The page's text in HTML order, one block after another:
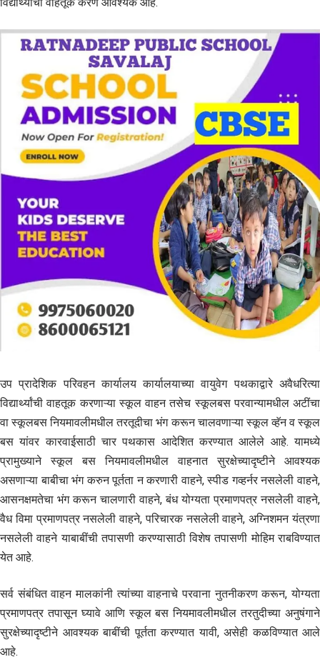
उप प्रादेशिक परिवहन कार्यालय कार्यालयाच्या वायुवेग पथकाद्वारे अवैधरित्या
विद्यार्थ्यांची वाहतूक करणाऱ्या स्कूल वाहन तसेच स्कूलबस परवान्यामधील अटींचा
वा स्कूलबस नियमावलीमधील तरतूदीचा भंग करून चालवणाऱ्या स्कूल व्हॅन व स्कूल
बस यांवर कारवाईसाठी चार पथकास आदेशित करण्यात आलेले आहे. यामध्ये
प्रामुख्याने स्कूल बस नियमावलीमधील वाहनात सुरक्षेच्यादृष्टीने आवश्यक
असणाऱ्या बाबीचा भंग करुन पूर्तता न करणारी वाहने, स्पीड गव्हर्नर नसलेली वाहने,
आसनक्षमतेचा भंग करून चालणारी वाहने, बंध योग्यता प्रमाणपत्र नसलेली वाहने,
वैध विमा प्रमाणपत्र नसलेली वाहने, परिचारक नसलेली वाहने, अग्निशमन यंत्रणा
नसलेली वाहने याबाबींची तपासणी करण्यासाठी विशेष तपासणी मोहिम राबविण्यात
येत आहे.
सर्व संबंधित वाहन मालकांनी त्यांच्या वाहनाचे परवाना नुतनीकरण करून, योग्यता
प्रमाणपत्र तपासून घ्यावे आणि स्कूल बस नियमावलीमधील तरतुदीच्या अनुषंगाने
सुरक्षेच्यादृष्टीने आवश्यक बाबींची पूर्तता करण्यात यावी, असेही कळविण्यात आले
आहे.